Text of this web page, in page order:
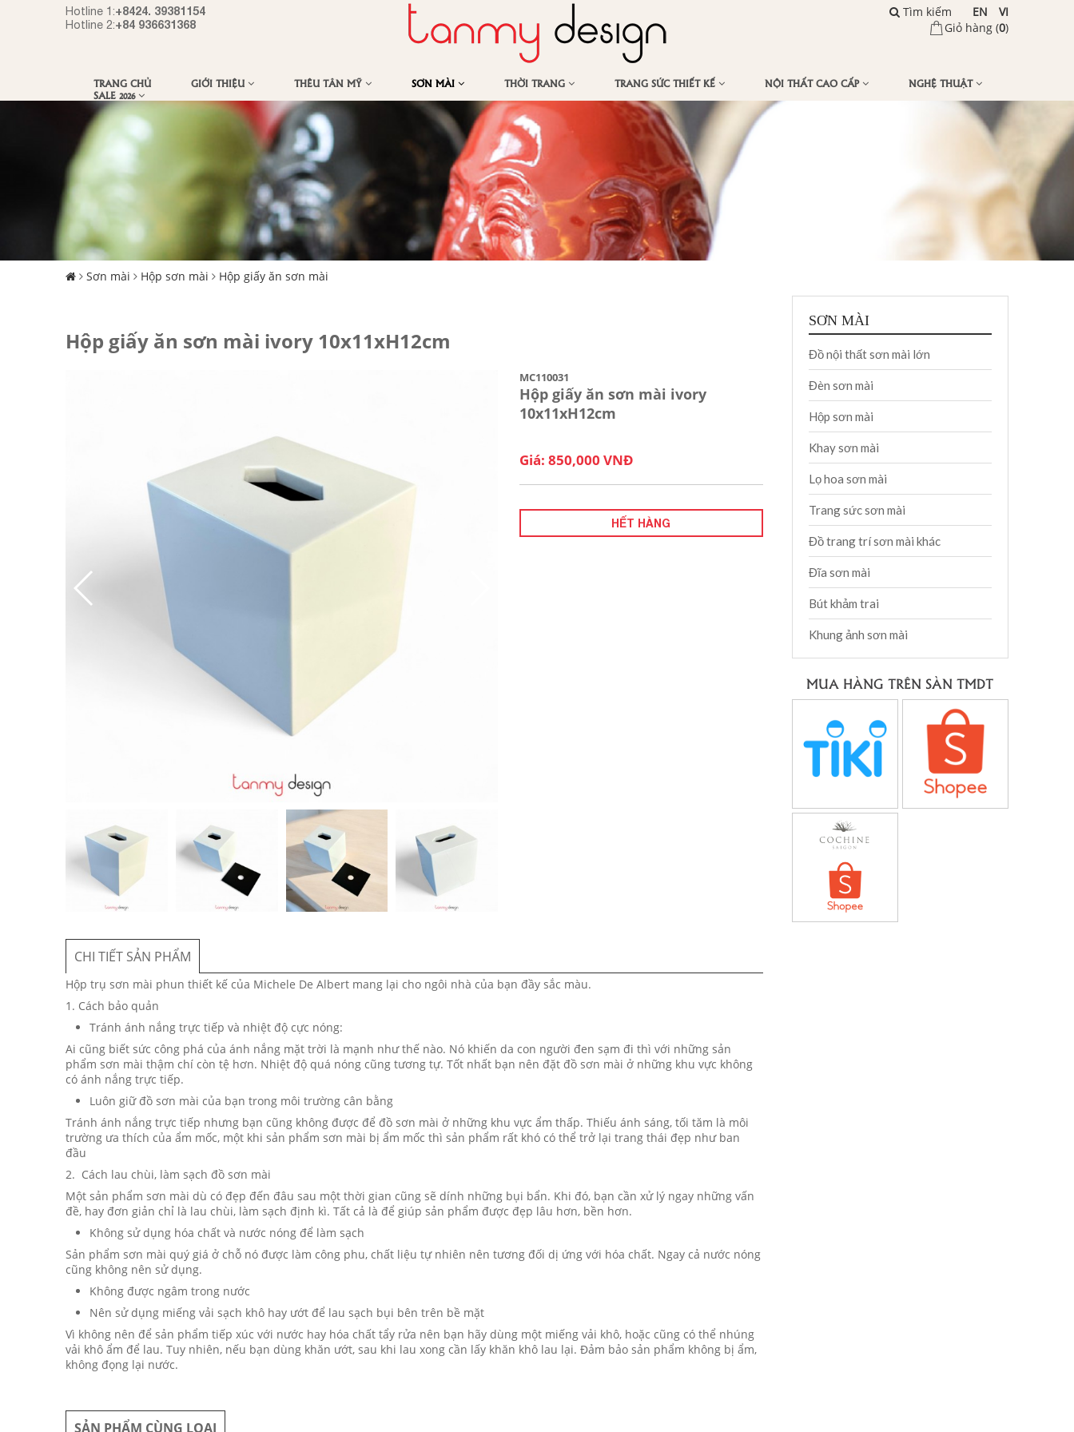
Hotline 1:+8424. 39381154
Hotline 2:+84 936631368 Giỏ hàng (0)
VI
EN
Tìm kiếm
TRANG CHỦ GIỚI THIỆU THÊU TÂN MỸ SƠN MÀI THỜI TRANG TRANG SỨC THIẾT KẾ NỘI THẤT CAO CẤP
NGHỆ THUẬT
SALE 2026
Sơn mài Hộp sơn mài Hộp giấy ăn sơn mài
Hộp giấy ăn sơn mài ivory 10x11xH12cm
MC110031
Hộp giấy ăn sơn mài ivory
10x11xH12cm
Giá: 850,000 VNĐ
HẾT HÀNG
CHI TIẾT SẢN PHẨM
Hộp trụ sơn mài phun thiết kế của Michele De Albert mang lại cho ngôi nhà của bạn đầy sắc màu.
1. Cách bảo quản
Tránh ánh nắng trực tiếp và nhiệt độ cực nóng:
Ai cũng biết sức công phá của ánh nắng mặt trời là mạnh như thế nào. Nó khiến da con người đen sạm đi thì với những sản
phẩm sơn mài thậm chí còn tệ hơn. Nhiệt độ quá nóng cũng tương tự. Tốt nhất bạn nên đặt đồ sơn mài ở những khu vực không
có ánh nắng trực tiếp.
Luôn giữ đồ sơn mài của bạn trong môi trường cân bằng
Tránh ánh nắng trực tiếp nhưng bạn cũng không được để đồ sơn mài ở những khu vực ẩm thấp. Thiếu ánh sáng, tối tăm là môi
trường ưa thích của ẩm mốc, một khi sản phẩm sơn mài bị ẩm mốc thì sản phẩm rất khó có thể trở lại trang thái đẹp như ban
đầu​
2. Cách lau chùi, làm sạch đồ sơn mài
Một sản phẩm sơn mài dù có đẹp đến đâu sau một thời gian cũng sẽ dính những bụi bẩn. Khi đó, bạn cần xử lý ngay những vấn
đề, hay đơn giản chỉ là lau chùi, làm sạch định kì. Tất cả là để giúp sản phẩm được đẹp lâu hơn, bền hơn.
Không sử dụng hóa chất và nước nóng để làm sạch
Sản phẩm sơn mài quý giá ở chỗ nó được làm công phu, chất liệu tự nhiên nên tương đối dị ứng với hóa chất. Ngay cả nước nóng
cũng không nên sử dụng.
Không được ngâm trong nước
Nên sử dụng miếng vải sạch khô hay ướt để lau sạch bụi bên trên bề mặt
Vì không nên để sản phẩm tiếp xúc với nước hay hóa chất tẩy rửa nên bạn hãy dùng một miếng vải khô, hoặc cũng có thể nhúng
vải khô ẩm để lau. Tuy nhiên, nếu bạn dùng khăn ướt, sau khi lau xong cần lấy khăn khô lau lại. Đảm bảo sản phẩm không bị ẩm,
không đọng lại nước.
SẢN PHẨM CÙNG LOẠI
SƠN MÀI
Đồ nội thất sơn mài lớn
Đèn sơn mài
Hộp sơn mài
Khay sơn mài
Lọ hoa sơn mài
Trang sức sơn mài
Đồ trang trí sơn mài khác
Đĩa sơn mài
Bút khảm trai
Khung ảnh sơn mài
MUA HÀNG TRÊN SÀN TMDT